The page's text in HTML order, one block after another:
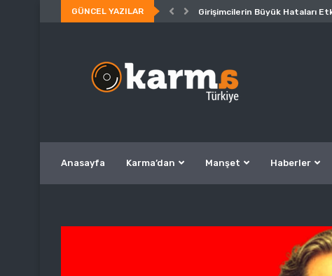
GÜNCEL YAZILAR Girişimcilerin Büyük Hataları
Anasayfa Karma’dan Manşet Haberler